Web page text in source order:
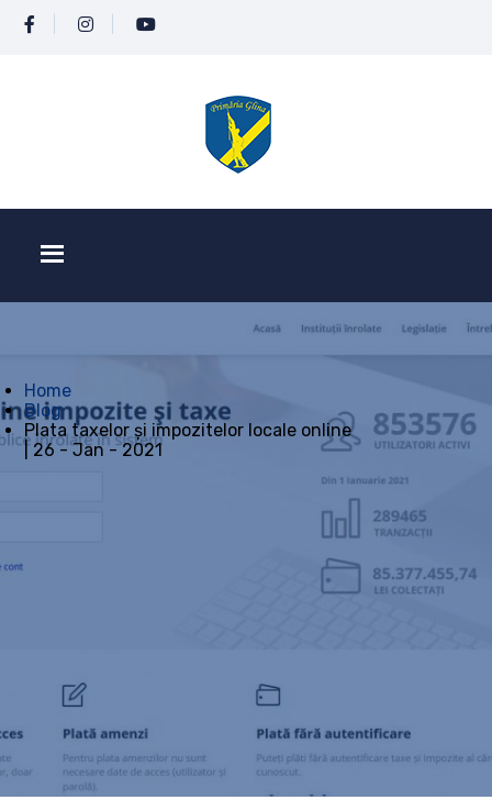
Home
Blog
Plata taxelor și impozitelor locale online
| 26 - Jan - 2021